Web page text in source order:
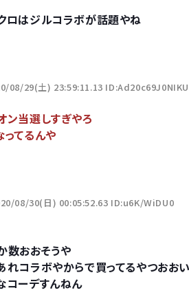
ロはジルコラボが話題やね
08/29(土) 23:59:11.13 ID:Ad20c69J0NIKU
ン当選しすぎやろ
ってるんや
08/30(日) 00:05:52.63 ID:u6K/WiDU0
数おおそうや
れコラボやからで買ってるやつおお
コーデすんねん